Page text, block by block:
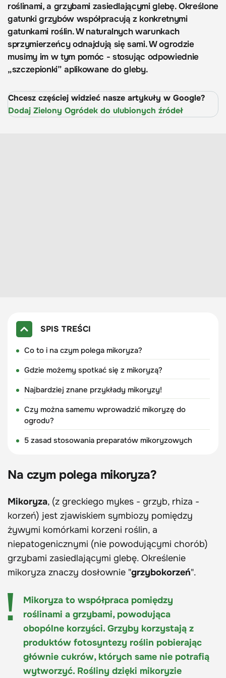
roślinami, a grzybami zasiedlającymi glebę. Określone
gatunki grzybów współpracują z konkretnymi
gatunkami roślin. W naturalnych warunkach
sprzymierzeńcy odnajdują się sami. W ogrodzie
musimy im w tym pomóc - stosując odpowiednie
„szczepionki” aplikowane do gleby.
Chcesz częściej widzieć nasze artykuły w Google?
Dodaj Zielony Ogródek do ulubionych źródeł
SPIS TREŚCI
Co to i na czym polega mikoryza?
Gdzie możemy spotkać się z mikoryzą?
Najbardziej znane przykłady mikoryzy!
Czy można samemu wprowadzić mikoryzę do
ogrodu?
5 zasad stosowania preparatów mikoryzowych
Na czym polega mikoryza?
Mikoryza, (z greckiego mykes - grzyb, rhiza -
korzeń) jest zjawiskiem symbiozy pomiędzy
żywymi komórkami korzeni roślin, a
niepatogenicznymi (nie powodującymi chorób)
grzybami zasiedlającymi glebę. Określenie
mikoryza znaczy dosłownie "grzybokorzeń".
Mikoryza to współpraca pomiędzy
roślinami a grzybami, powodująca
obopólne korzyści. Grzyby korzystają z
produktów fotosyntezy roślin pobierając
głównie cukrów, których same nie potrafią
wytworzyć. Rośliny dzięki mikoryzie